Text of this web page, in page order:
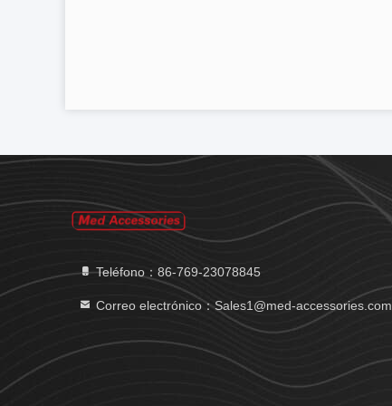
Teléfono：86-769-23078845
Correo electrónico：Sales1@med-accessories.com